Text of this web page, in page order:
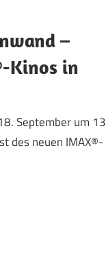
–
Kinos in
September um 13
des neuen IMAX®-